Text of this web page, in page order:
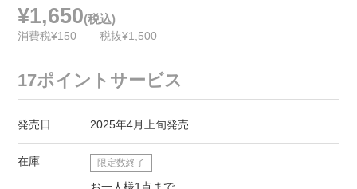
¥1,650(税込)
消費税¥150 税抜¥1,500
17ポイントサービス
発売日 2025年4月上旬発売
在庫 限定数終了